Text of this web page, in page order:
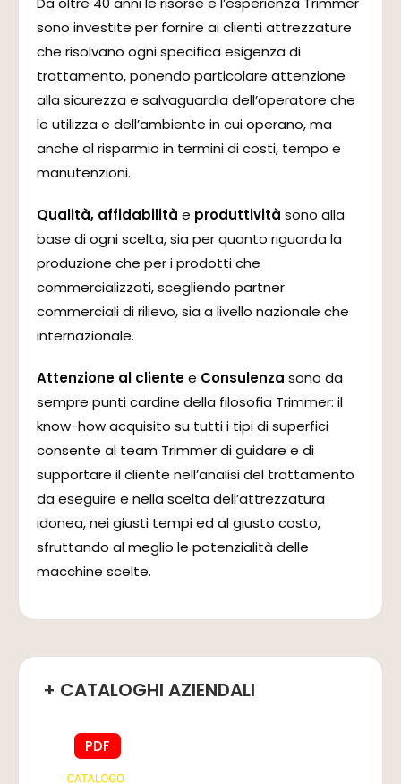
sono investite per fornire ai clienti attrezzature
che risolvano ogni specifica esigenza di
trattamento, ponendo particolare attenzione
alla sicurezza e salvaguardia dell’operatore che
le utilizza e dell’ambiente in cui operano, ma
anche al risparmio in termini di costi, tempo e
manutenzioni.
Qualità, affidabilità e produttività sono alla
base di ogni scelta, sia per quanto riguarda la
produzione che per i prodotti che
commercializzati, scegliendo partner
commerciali di rilievo, sia a livello nazionale che
internazionale.
Attenzione al clientee Consulenza sono da
sempre punti cardine della filosofia Trimmer: il
know-how acquisito su tutti i tipi di superfici
consente al team Trimmer di guidare e di
supportare il cliente nell’analisi del trattamento
da eseguire e nella scelta dell’attrezzatura
idonea, nei giusti tempi ed al giusto costo,
sfruttando al meglio le potenzialità delle
macchine scelte.
+ CATALOGHI AZIENDALI
PDF